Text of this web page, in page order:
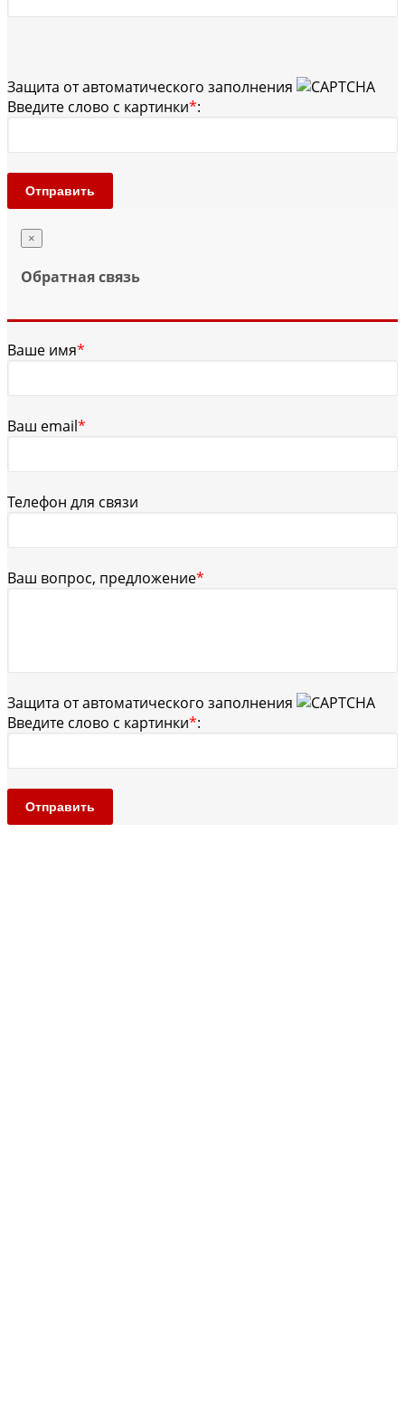
Защита от автоматического заполнения
Введите слово с картинки*:
Отправить
×
Обратная связь
Ваше имя*
Ваш email*
Телефон для связи
Ваш вопрос, предложение*
Защита от автоматического заполнения
Введите слово с картинки*:
Отправить